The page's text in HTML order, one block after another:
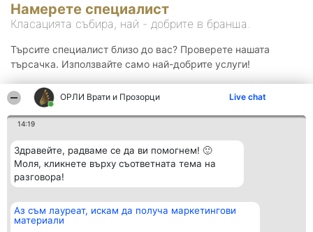
ОРЛИ Врати и Прозорци Live chat
14:19
Здравейте, радваме се да ви помогнем! 🙂
Моля, кликнете върху съответната тема на
разговора!
Аз съм лауреат, искам да получа маркетингови
материали
Намерете специалист
Класацията събира, най - добрите в бранша.
Търсите специалист близо до вас? Проверете нашата
търсачка. Използвайте само най-добрите услуги!
Организатор на
класиране
Класация Контакти